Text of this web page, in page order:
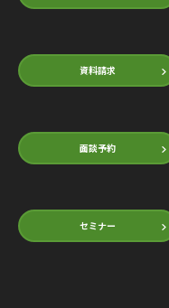
資料請求
面談予約
セミナー